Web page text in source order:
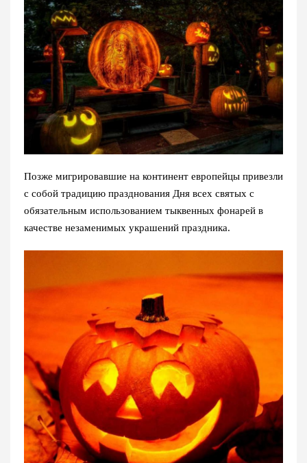
Позже мигрировавшие на континент европейцы привезли
с собой традицию празднования Дня всех святых с
обязательным использованием тыквенных фонарей в
качестве незаменимых украшений праздника.